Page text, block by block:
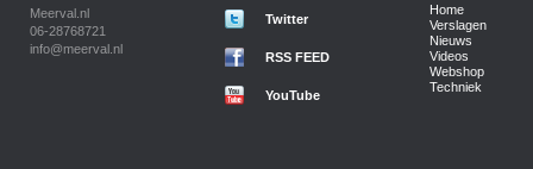
Meerval.nl
06-28768721
info@meerval.nl
Twitter
RSS FEED
YouTube
Home
Verslagen
Nieuws
Videos
Webshop
Techniek